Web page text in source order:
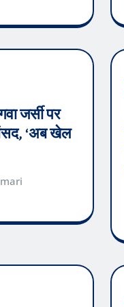
जर्सी पर
‘अब खेल